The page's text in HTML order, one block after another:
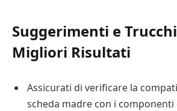
Suggerimenti e
Migliori Risultati
Assicurati di verificare la
scheda madre con i